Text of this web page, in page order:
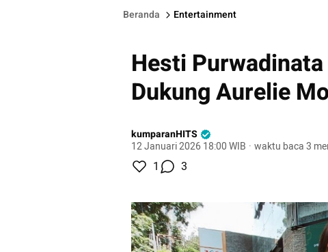
Beranda Entertainment
Hesti
Dukung Aurelie
kumparanHITS
12 Januari 2026 18:00 WIB · waktu baca 3
1 3